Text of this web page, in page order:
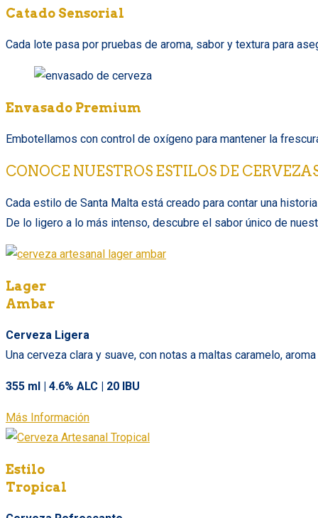
Catado Sensorial
Cada lote pasa por pruebas de aroma, sabor y textura para
Envasado Premium
Embotellamos con control de oxígeno para mantener la
CONOCE NUESTROS ESTILOS DE
Cada estilo de Santa Malta está creado para contar una
De lo ligero a lo más intenso, descubre el sabor único de
Lager
Ambar
Cerveza Ligera
Una cerveza clara y suave, con notas a maltas caramelo,
355 ml | 4.6% ALC | 20 IBU
Más Información
Estilo
Tropical